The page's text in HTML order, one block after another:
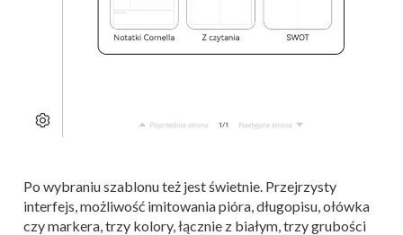
Po wybraniu szablonu też jest świetnie. Przejrzysty
interfejs, możliwość imitowania pióra, długopisu, ołówka
czy markera, trzy kolory, łącznie z białym, trzy grubości